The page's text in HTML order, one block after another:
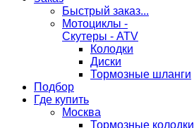
Быстрый заказ...
Мотоциклы -
Скутеры - ATV
Колодки
Диски
Тормозные шланги
Подбор
Где купить
Москва
Тормозные колодки